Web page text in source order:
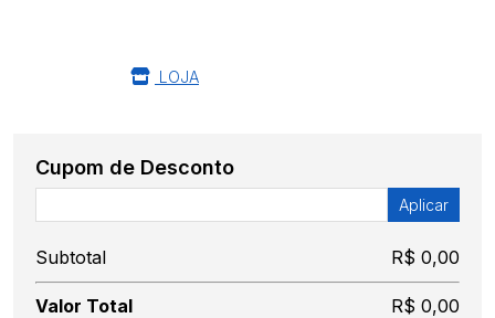
LOJA
Cupom de Desconto
Aplicar
Subtotal R$ 0,00
Valor Total R$ 0,00